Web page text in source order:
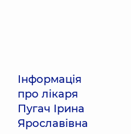
Інформація
про лікаря
Пугач Ірина
Ярославівна